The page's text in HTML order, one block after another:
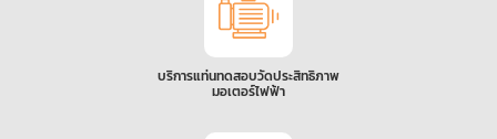
บริการแท่นทดสอบวัดประสิทธิภาพ
มอเตอร์ไฟฟ้า